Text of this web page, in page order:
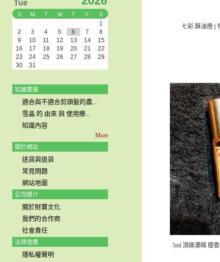
Tue
S M T W T F S
1
2
3 4 5 6 7
8
9
10 11 12 13 14
15
16
17 18 19 20 21
22
23
24 25 26 27 28
29
30
31
知識寶庫
適合與不適合剪頭髮的農...
雪晶 的 由來 與 使用療...
知識內容
More
關於網站
送貨與退貨
常見問題
網站地圖
公司簡介
關於財寶文化
我們的合作商
社會責任
法律效應
隱私權聲明
七彩 酥油燈 (
5ml 頂級濃縮 檀